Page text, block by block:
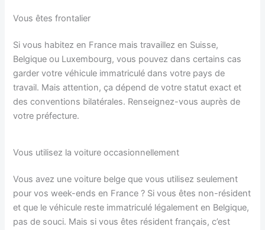
Vous êtes frontalier
Si vous habitez en France mais travaillez en Suisse,
Belgique ou Luxembourg, vous pouvez dans certains cas
garder votre véhicule immatriculé dans votre pays de
travail. Mais attention, ça dépend de votre statut exact et
des conventions bilatérales. Renseignez-vous auprès de
votre préfecture.
Vous utilisez la voiture occasionnellement
Vous avez une voiture belge que vous utilisez seulement
pour vos week-ends en France ? Si vous êtes non-résident
et que le véhicule reste immatriculé légalement en Belgique,
pas de souci. Mais si vous êtes résident français, c’est